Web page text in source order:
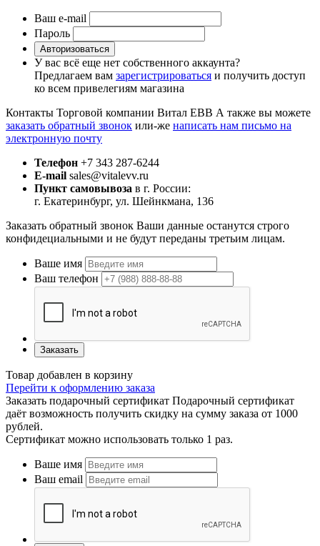
Ваш e-mail
Пароль
Авторизоваться
У вас всё еще нет собственного аккаунта?
Предлагаем вам зарегистрироваться и получить доступ
ко всем привелегиям магазина
Контакты Торговой компании Витал ЕВВ А также вы можете
заказать обратный звонок или-же написать нам письмо на
электронную почту
Телефон +7 343 287-6244
E-mail sales@vitalevv.ru
Пункт самовывоза в г. России:
г. Екатеринбург, ул. Шейнкмана, 136
Заказать обратный звонок Ваши данные останутся строго
конфидециальными и не будут переданы третьим лицам.
Ваше имя
Ваш телефон
Заказать
Товар добавлен в корзину
Перейти к оформлению заказа
Заказать подарочный сертификат Подарочный сертификат
даёт возможность получить скидку на сумму заказа от 1000
рублей.
Сертификат можно использовать только 1 раз.
Ваше имя
Ваш email